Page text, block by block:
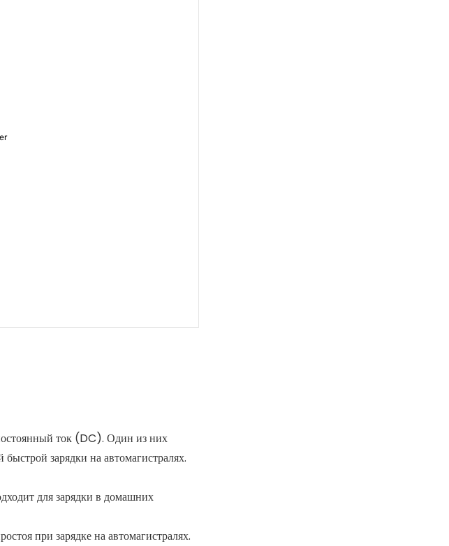
ток (DC). Один из них
зарядки на автомагистралях.
для зарядки в домашних
при зарядке на автомагистралях.